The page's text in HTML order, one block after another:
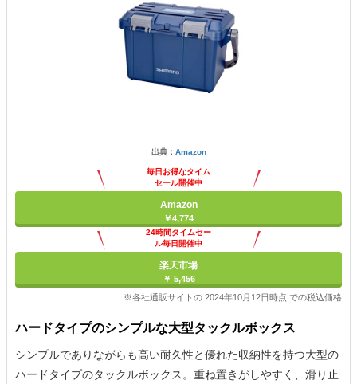
出典： Amazon
毎日お得なタイム
セール開催中
Amazon
￥4,774
24時間タイムセー
ル毎日開催中
楽天市場
￥ 5,456
※各社通販サイトの 2024年10月12日時点 での税込価格
ハードタイプのシンプルな大型タックルボックス
シンプルでありながらも高い耐久性と優れた収納性を持つ大型の
ハードタイプのタックルボックス。重ね置きがしやすく、滑り止